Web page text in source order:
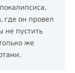
где он провел
не пустить
же